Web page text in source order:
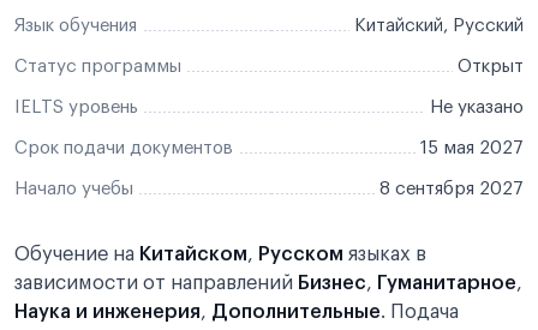
Язык обучения Китайский, Русский
Статус программы Открыт
IELTS уровень Не указано
Срок подачи документов 15 мая 2027
Начало учебы 8 сентября 2027
Обучение на Китайском, Русском языках в
зависимости от направлений Бизнес, Гуманитарное,
Наука и инженерия, Дополнительные. Подача